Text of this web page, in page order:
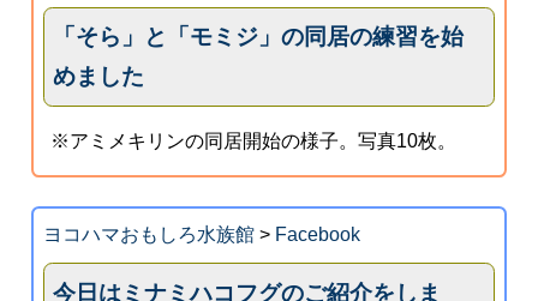
「そら」と「モミジ」の同居の練習を始
めました
※アミメキリンの同居開始の様子。写真10枚。
ヨコハマおもしろ水族館> Facebook
今日はミナミハコフグのご紹介をしま